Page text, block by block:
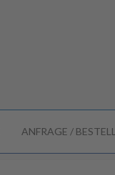
ANFRAGE /